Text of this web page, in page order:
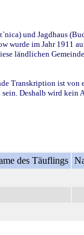
und Jagdhaus
im Jahr 1911
ländlichen
Transkription ist
Deshalb wird kein
des Täuflings